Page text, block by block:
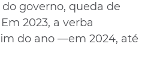
governo, queda de
2023, a verba
do ano —em 2024, até